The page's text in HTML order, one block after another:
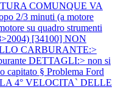
COMUNQUE VA
2/3 minuti (a motore
su quadro strumenti
[34100] NON
CARBURANTE:>
DETTAGLI:> non si
capitato § Problema Ford
LA 4° VELOCITA` DELLE